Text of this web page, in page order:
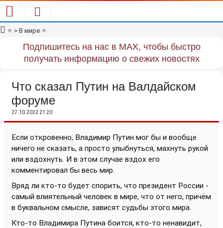
✧ > В мире ✧
Подпишитесь на нас в MAX, чтобы быстро
получать информацию о свежих новостях
Что сказал Путин на Валдайском
форуме
27.10.2022 21:20
Если откровенно, Владимир Путин мог бы и вообще
ничего не сказать, а просто улыбнуться, махнуть рукой
или вздохнуть. И в этом случае вздох его
комментировал бы весь мир.
Вряд ли кто-то будет спорить, что президент России -
самый влиятельный человек в мире, что от него, причём
в буквальном смысле, зависят судьбы этого мира.
Кто-то Владимира Путина боится, кто-то ненавидит,